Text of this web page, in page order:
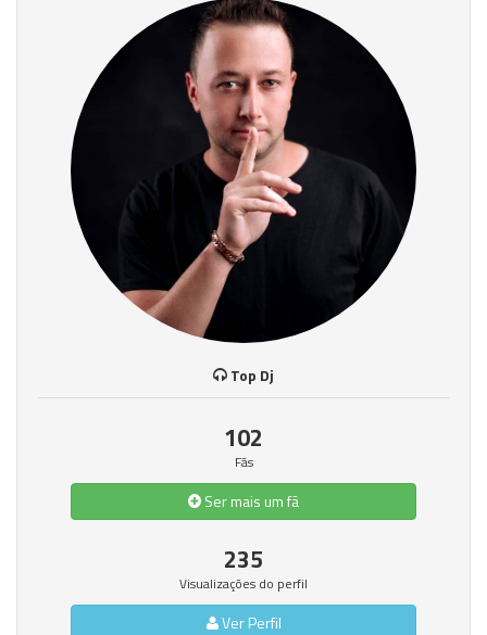
Top Dj
102
Fãs
Ser mais um fã
235
Visualizações do perfil
Ver Perfil